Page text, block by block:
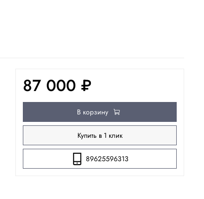
87 000 ₽
В корзину
Купить в 1 клик
89625596313